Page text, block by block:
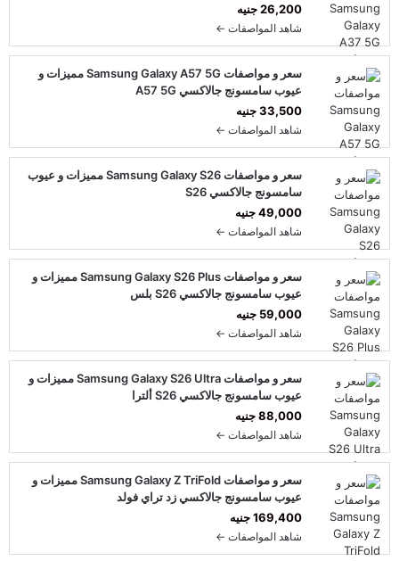
26,200 جنيه
شاهد المواصفات ←
سعر و مواصفات Samsung Galaxy A57 5G مميزات و
عيوب سامسونج جالاكسي A57 5G
33,500 جنيه
شاهد المواصفات ←
سعر و مواصفات Samsung Galaxy S26 مميزات و عيوب
سامسونج جالاكسي S26
49,000 جنيه
شاهد المواصفات ←
سعر و مواصفات Samsung Galaxy S26 Plus مميزات و
عيوب سامسونج جالاكسي S26 بلس
59,000 جنيه
شاهد المواصفات ←
سعر و مواصفات Samsung Galaxy S26 Ultra مميزات و
عيوب سامسونج جالاكسي S26 ألترا
88,000 جنيه
شاهد المواصفات ←
سعر و مواصفات Samsung Galaxy Z TriFold مميزات و
عيوب سامسونج جالاكسي زد تراي فولد
169,400 جنيه
شاهد المواصفات ←